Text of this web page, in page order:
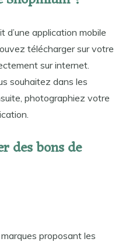
d’une application mobile
télécharger sur votre
sur internet.
souhaitez dans les
photographiez votre
des bons de
proposant les